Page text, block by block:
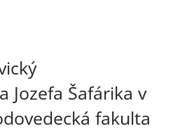
Jozefa Šafárika v
fakulta